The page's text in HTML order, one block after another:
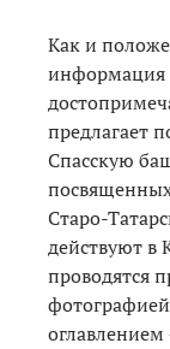
Как и
информация
предлагает
Спасскую
Старо-
действуют в
проводятся